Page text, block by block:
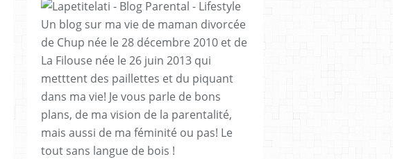
Un blog sur ma vie de maman divorcée
de Chup née le 28 décembre 2010 et de
La Filouse née le 26 juin 2013 qui
metttent des paillettes et du piquant
dans ma vie! Je vous parle de bons
plans, de ma vision de la parentalité,
mais aussi de ma féminité ou pas! Le
tout sans langue de bois !